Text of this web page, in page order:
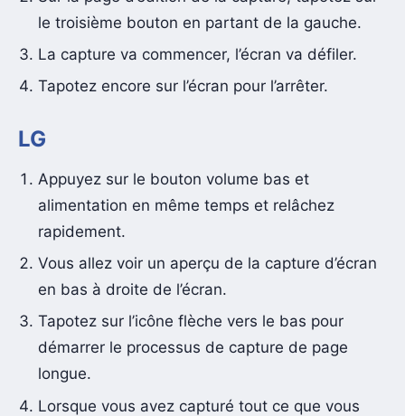
le troisième bouton en partant de la gauche.
La capture va commencer, l’écran va défiler.
Tapotez encore sur l’écran pour l’arrêter.
LG
Appuyez sur le bouton volume bas et
alimentation en même temps et relâchez
rapidement.
Vous allez voir un aperçu de la capture d’écran
en bas à droite de l’écran.
Tapotez sur l’icône flèche vers le bas pour
démarrer le processus de capture de page
longue.
Lorsque vous avez capturé tout ce que vous